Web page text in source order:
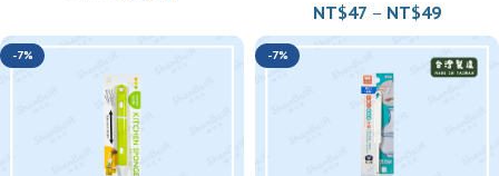
NT$47 – NT$49
-7% -7%